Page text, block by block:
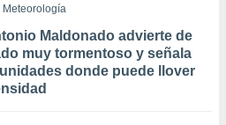
Meteorología
Maldonado advierte de
muy tormentoso y señala
donde puede llover